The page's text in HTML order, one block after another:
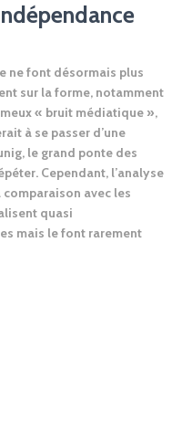
ne font désormais plus
sur la forme, notamment
« bruit médiatique »,
à se passer d’une
le grand ponte des
Cependant, l’analyse
avec les
quasi
mais le font rarement